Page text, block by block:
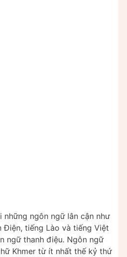
những ngôn ngữ lân cận như
Điện, tiếng Lào và tiếng Việt
ngữ thanh điệu. Ngôn ngữ
Khmer từ ít nhất thế kỷ thứ